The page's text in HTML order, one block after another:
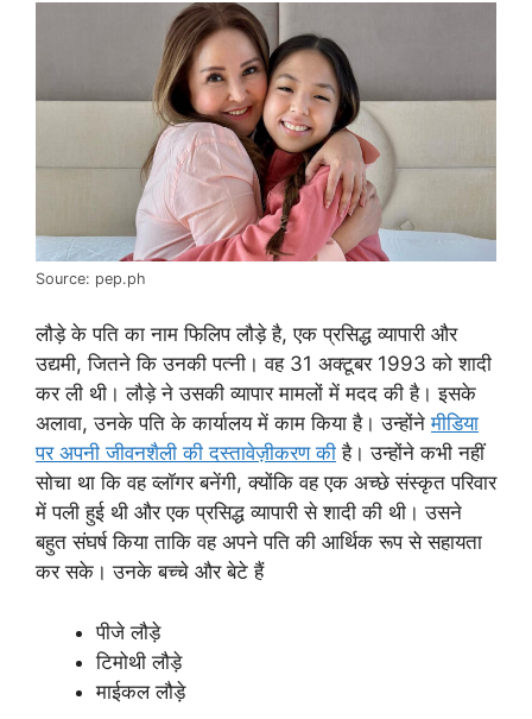
Source: pep.ph
लौड़े के पति का नाम फिलिप लौड़े है, एक प्रसिद्ध व्यापारी और
उद्यमी, जितने कि उनकी पत्नी। वह 31 अक्टूबर 1993 को शादी
कर ली थी। लौड़े ने उसकी व्यापार मामलों में मदद की है। इसके
अलावा, उनके पति के कार्यालय में काम किया है। उन्होंनेमीडिया
पर अपनी जीवनशैली की दस्तावेज़ीकरण की है। उन्होंने कभी नहीं
सोचा था कि वह व्लॉगर बनेंगी, क्योंकि वह एक अच्छे संस्कृत परिवार
में पली हुई थी और एक प्रसिद्ध व्यापारी से शादी की थी। उसने
बहुत संघर्ष किया ताकि वह अपने पति की आर्थिक रूप से सहायता
कर सके। उनके बच्चे और बेटे हैं
पीजे लौड़े
टिमोथी लौड़े
माईकल लौड़े